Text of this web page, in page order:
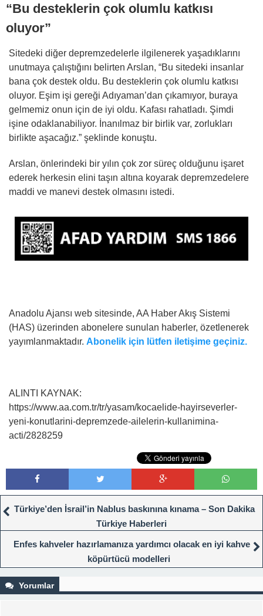
“Bu desteklerin çok olumlu katkısı
oluyor”
Sitedeki diğer depremzedelerle ilgilenerek yaşadıklarını
unutmaya çalıştığını belirten Arslan, “Bu sitedeki insanlar
bana çok destek oldu. Bu desteklerin çok olumlu katkısı
oluyor. Eşim işi gereği Adıyaman’dan çıkamıyor, buraya
gelmemiz onun için de iyi oldu. Kafası rahatladı. Şimdi
işine odaklanabiliyor. İnanılmaz bir birlik var, zorlukları
birlikte aşacağız.” şeklinde konuştu.
Arslan, önlerindeki bir yılın çok zor süreç olduğunu işaret
ederek herkesin elini taşın altına koyarak depremzedelere
maddi ve manevi destek olmasını istedi.
Anadolu Ajansı web sitesinde, AA Haber Akış Sistemi
(HAS) üzerinden abonelere sunulan haberler, özetlenerek
yayımlanmaktadır. Abonelik için lütfen iletişime geçiniz.
ALINTI KAYNAK:
https://www.aa.com.tr/tr/yasam/kocaelide-hayirseverler-
yeni-konutlarini-depremzede-ailelerin-kullanimina-
acti/2828259
Türkiye’den İsrail’in Nablus baskınına kınama – Son Dakika
Türkiye Haberleri
Enfes kahveler hazırlamanıza yardımcı olacak en iyi kahve
köpürtücü modelleri
Yorumlar